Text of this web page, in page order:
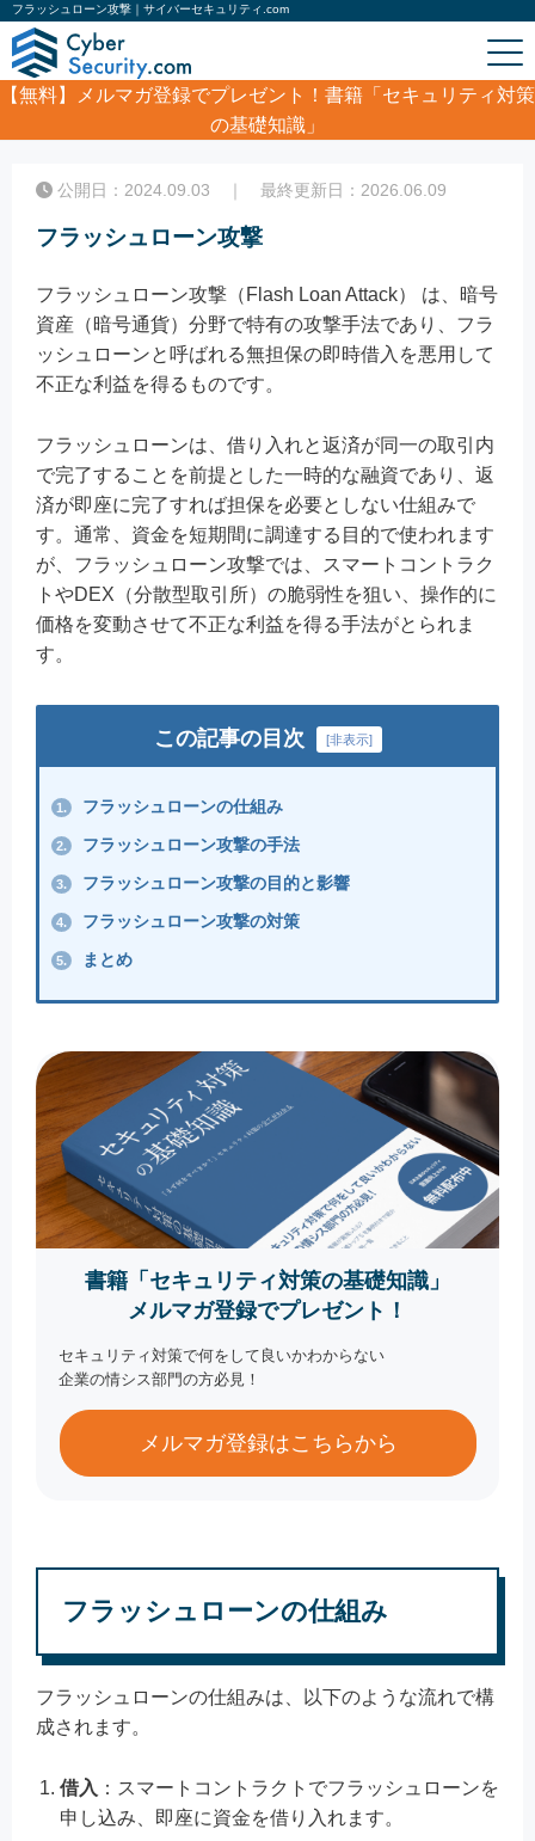
フラッシュローン攻撃｜サイバーセキュリティ.com
【無料】
メルマガ登録でプレゼント！書籍「セキュリティ対策
の基礎知識」
フラッシュローン攻撃
公開日：2024.09.03 ｜ 最終更新日：2026.06.09
フラッシュローン攻撃
フラッシュローン攻撃（Flash Loan Attack） は、暗号
資産（暗号通貨）分野で特有の攻撃手法であり、フラ
ッシュローンと呼ばれる無担保の即時借入を悪用して
不正な利益を得るものです。
フラッシュローンは、借り入れと返済が同一の取引内
で完了することを前提とした一時的な融資であり、返
済が即座に完了すれば担保を必要としない仕組みで
す。通常、資金を短期間に調達する目的で使われます
が、フラッシュローン攻撃では、スマートコントラク
トやDEX（分散型取引所）の脆弱性を狙い、操作的に
価格を変動させて不正な利益を得る手法がとられま
す。
この記事の目次 [非表示]
1. フラッシュローンの仕組み
2. フラッシュローン攻撃の手法
3. フラッシュローン攻撃の目的と影響
4. フラッシュローン攻撃の対策
5. まとめ
書籍「セキュリティ対策の基礎知識」
メルマガ登録でプレゼント！
セキュリティ対策で何をして良いかわからない
企業の情シス部門の方必見！
メルマガ登録はこちらから
フラッシュローンの仕組み
フラッシュローンの仕組みは、以下のような流れで構
成されます。
借入 ：スマートコントラクトでフラッシュローンを
申し込み、即座に資金を借り入れます。